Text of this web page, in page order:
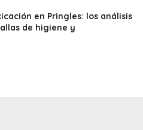
en Pringles: los análisis
de higiene y